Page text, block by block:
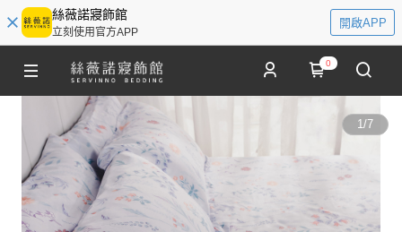
絲薇諾寢飾館
立刻使用官方APP
開啟APP
0
1/7